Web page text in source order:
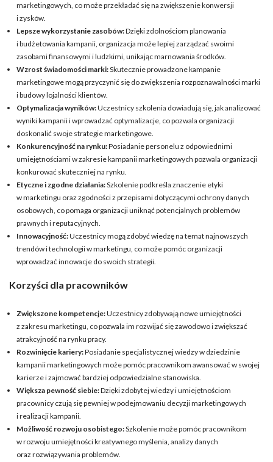
marketingowych, co może przekładać się na zwiększenie konwersji
i zysków.
Lepsze wykorzystanie zasobów:Dzięki zdolnościom planowania
i budżetowania kampanii, organizacja może lepiej zarządzać swoimi
zasobami finansowymi i ludzkimi, unikając marnowania środków.
Wzrost świadomości marki:Skutecznie prowadzone kampanie
marketingowe mogą przyczynić się do zwiększenia rozpoznawalności marki
i budowy lojalności klientów.
Optymalizacja wyników:Uczestnicy szkolenia dowiadują się, jak analizować
wyniki kampanii i wprowadzać optymalizacje, co pozwala organizacji
doskonalić swoje strategie marketingowe.
Konkurencyjność na rynku:Posiadanie personelu z odpowiednimi
umiejętnościami w zakresie kampanii marketingowych pozwala organizacji
konkurować skuteczniej na rynku.
Etyczne i zgodne działania:Szkolenie podkreśla znaczenie etyki
w marketingu oraz zgodności z przepisami dotyczącymi ochrony danych
osobowych, co pomaga organizacji uniknąć potencjalnych problemów
prawnych i reputacyjnych.
Innowacyjność:Uczestnicy mogą zdobyć wiedzę na temat najnowszych
trendów i technologii w marketingu, co może pomóc organizacji
wprowadzać innowacje do swoich strategii.
Korzyści dla pracowników
Zwiększone kompetencje:Uczestnicy zdobywają nowe umiejętności
z zakresu marketingu, co pozwala im rozwijać się zawodowo i zwiększać
atrakcyjność na rynku pracy.
Rozwinięcie kariery:Posiadanie specjalistycznej wiedzy w dziedzinie
kampanii marketingowych może pomóc pracownikom awansować w swojej
karierze i zajmować bardziej odpowiedzialne stanowiska.
Większa pewność siebie:Dzięki zdobytej wiedzy i umiejętnościom
pracownicy czują się pewniej w podejmowaniu decyzji marketingowych
i realizacji kampanii.
Możliwość rozwoju osobistego:Szkolenie może pomóc pracownikom
w rozwoju umiejętności kreatywnego myślenia, analizy danych
oraz rozwiązywania problemów.